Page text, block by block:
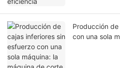
Producción
con una sola